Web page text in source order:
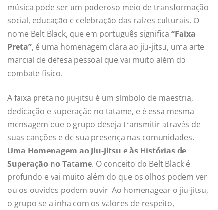
música pode ser um poderoso meio de transformação
social, educação e celebração das raízes culturais. O
nome Belt Black, que em português significa “Faixa
Preta”, é uma homenagem clara ao jiu-jitsu, uma arte
marcial de defesa pessoal que vai muito além do
combate físico.
A faixa preta no jiu-jitsu é um símbolo de maestria,
dedicação e superação no tatame, e é essa mesma
mensagem que o grupo deseja transmitir através de
suas canções e de sua presença nas comunidades.
Uma Homenagem ao Jiu-Jitsu e às Histórias de
Superação no Tatame. O conceito do Belt Black é
profundo e vai muito além do que os olhos podem ver
ou os ouvidos podem ouvir. Ao homenagear o jiu-jitsu,
o grupo se alinha com os valores de respeito,